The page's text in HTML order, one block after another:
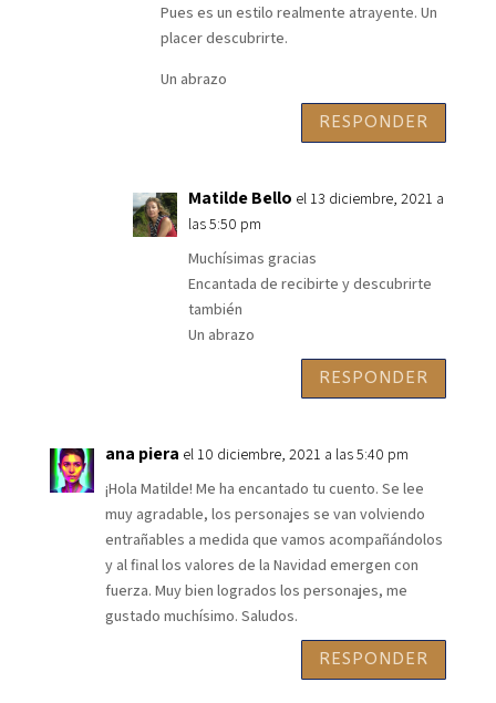
Pues es un estilo realmente atrayente. Un
placer descubrirte.
Un abrazo
RESPONDER
Matilde Bello el 13 diciembre, 2021 a
las 5:50 pm
Muchísimas gracias
Encantada de recibirte y descubrirte
también
Un abrazo
RESPONDER
ana piera el 10 diciembre, 2021 a las 5:40 pm
¡Hola Matilde! Me ha encantado tu cuento. Se lee
muy agradable, los personajes se van volviendo
entrañables a medida que vamos acompañándolos
y al final los valores de la Navidad emergen con
fuerza. Muy bien logrados los personajes, me
gustado muchísimo. Saludos.
RESPONDER